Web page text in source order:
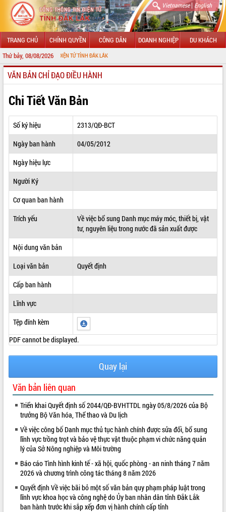
Vietnamese| English
TRANG CHỦ CHÍNH QUYỀN CÔNG DÂN DOANH NGHIỆP DU KHÁCH
Thứ bảy, 08/08/2026
THÔNG TIN ĐIỆN TỬ TỈNH ĐẮK LẮK
GIỚI THIỆU
LÃNH ĐẠO UBND TỈNH
TIN TỨC SỰ KIỆN
SỞ, BAN, NGÀNH
THÔNG TIN CHỈ ĐẠO ĐIỀU HÀNH
HỆ THỐNG VĂN BẢN
VĂN BẢN HĐND TỈNH
ĐIỂM TIN VĂN BẢN
VIDEO
Không có file video nào để phát.
ALBUM ẢNH
VĂN BẢN CHỈ ĐẠO ĐIỀU HÀNH
Chi Tiết Văn Bản
Số ký hiệu
2313/QĐ-BCT
Ngày ban hành
04/05/2012
Ngày hiệu lực
Người Ký
Cơ quan ban hành
Trích yếu
Về việc bổ sung Danh mục máy móc, thiết bị, vật
tư, nguyên liệu trong nước đã sản xuất được
Nội dung văn bản
Loại văn bản
Quyết định
Cấp ban hành
Lĩnh vực
Tệp đính kèm
PDF cannot be displayed.
Quay lại
Văn bản liên quan
Triển khai Quyết định số 2044/QĐ-BVHTTDL ngày 05/8/2026 của Bộ
trưởng Bộ Văn hóa, Thể thao và Du lịch
Về việc công bố Danh mục thủ tục hành chính được sửa đổi, bổ sung
lĩnh vực trồng trọt và bảo vệ thực vật thuộc phạm vi chức năng quản
lý của Sở Nông nghiệp và Môi trường
Báo cáo Tình hình kinh tế - xã hội, quốc phòng - an ninh tháng 7 năm
2026 và chương trình công tác tháng 8 năm 2026
Quyết định Về việc bãi bỏ một số văn bản quy phạm pháp luật trong
lĩnh vực khoa học và công nghệ do Ủy ban nhân dân tỉnh Đắk Lắk
ban hành trước khi sắp xếp đơn vị hành chính cấp tỉnh